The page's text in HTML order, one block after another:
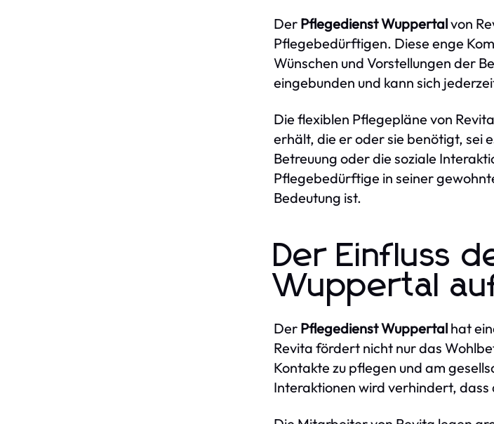
Der Pflegedienst Wuppertalvon
Pflegebedürftigen. Diese enge
Wünschen und Vorstellungen der
eingebunden und kann sich
Die flexiblen Pflegepläne von
erhält, die er oder sie benötigt, sei
Betreuung oder die soziale
Pflegebedürftige in seiner
Bedeutung ist.
Der Einfluss
Wuppertal
Der Pflegedienst Wuppertal hat
Revita fördert nicht nur das
Kontakte zu pflegen und am
Interaktionen wird verhindert,